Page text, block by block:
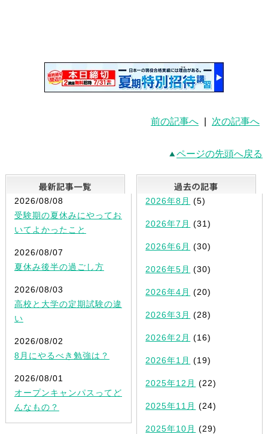
前の記事へ 次の記事へ
ページの先頭へ戻る
最新記事一覧
2026/08/08
受験期の夏休みにやってお
いてよかったこと
2026/08/07
夏休み後半の過ごし方
2026/08/03
高校と大学の定期試験の違
い
2026/08/02
8月にやるべき勉強は？
2026/08/01
オープンキャンパスってど
んなもの？
2026年8月 (5)
2026年7月 (31)
2026年6月 (30)
2026年5月 (30)
2026年4月 (20)
2026年3月 (28)
2026年2月 (16)
2026年1月 (19)
2025年12月 (22)
2025年11月 (24)
2025年10月 (29)